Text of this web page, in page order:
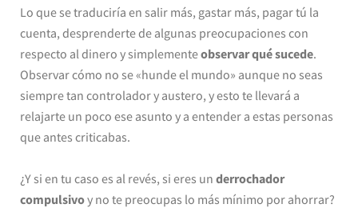
Lo que se traduciría en salir más, gastar más, pagar tú la
cuenta, desprenderte de algunas preocupaciones con
respecto al dinero y simplementeobservar qué sucede.
Observar cómo no se «hunde el mundo» aunque no seas
siempre tan controlador y austero, y esto te llevará a
relajarte un poco ese asunto y a entender a estas personas
que antes criticabas.
¿Y si en tu caso es al revés, si eres un derrochador
compulsivoy no te preocupas lo más mínimo por ahorrar?